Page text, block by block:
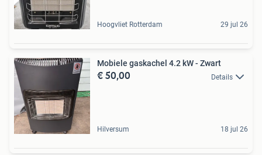
Hoogvliet Rotterdam 29 jul 26
Mobiele gaskachel 4.2 kW - Zwart
€ 50,00 Details
Hilversum 18 jul 26